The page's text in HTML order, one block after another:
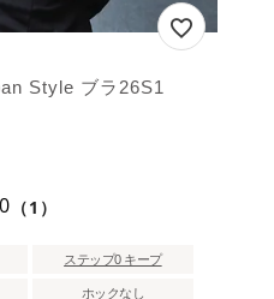
Style ブラ26S1
（1）
ステップ0 キープ
ホックなし